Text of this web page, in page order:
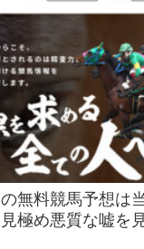
無料競馬予想は
極め悪質な嘘を